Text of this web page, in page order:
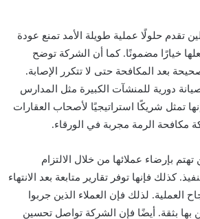
تقدم حلولًا عملية طويلة الأمد تمنع عودة
خيارًا مضمونًا. كما أن الشركة توضح
بعد المكافحة حتى لا تتكرر الإصابة.
دورية للمنشآت الكبيرة مثل المدارس
تمثل شريكًا استراتيجيًا لأصحاب العقارات
مكافحة الرمة مجربة في الورقاء.
بإرضاء عملائها من خلال الالتزام
كذلك فإنها توفر تقارير متابعة بعد الانتهاء
العملية. لذلك فإن العملاء الذين جربوا
بها بثقة. أيضًا فإن الشركة تواصل تحسين